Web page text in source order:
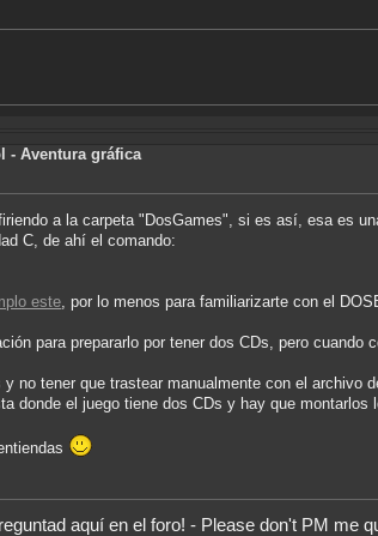
- Aventura gráfica
a la carpeta "DosGames", si es así, esa es
C, de ahí el comando:
este , por lo menos para familiarizarte con el
para prepararlo por tener dos CDs, pero
no tener que trastear manualmente con el archivo
donde el juego tiene dos CDs y hay que montarlos
aquí en el foro! - Please don't PM me